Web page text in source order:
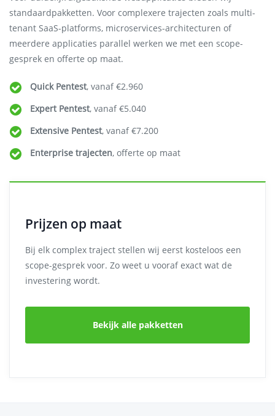
standaardpakketten. Voor complexere trajecten zoals multi-
tenant SaaS-platforms, microservices-architecturen of
meerdere applicaties parallel werken we met een scope-
gesprek en offerte op maat.
Quick Pentest, vanaf €2.960
Expert Pentest, vanaf €5.040
Extensive Pentest, vanaf €7.200
Enterprise trajecten, offerte op maat
Prijzen op maat
Bij elk complex traject stellen wij eerst kosteloos een
scope-gesprek voor. Zo weet u vooraf exact wat de
investering wordt.
Bekijk alle pakketten